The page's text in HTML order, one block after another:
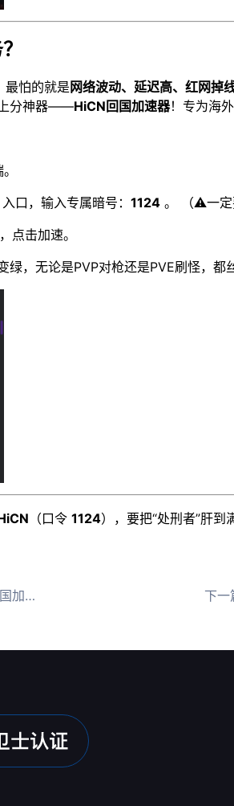
最怕的就是网络波动、延迟高、红网掉
上分神器——HiCN回国加速器！专为海
口，输入专属暗号： 1124 。 （⚠️一定
点击加速。
，无论是PVP对枪还是PVE刷怪，都
（口令 1124），要把“处刑者”肝
延迟 下一